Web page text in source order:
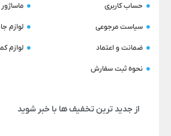
حساب کاربری
سیاست مرجوعی
ضمانت و اعتماد
نحوه ثبت سفارش
لوازم
لوازم
از جدید ترین تخفیف ها با خبر شوید